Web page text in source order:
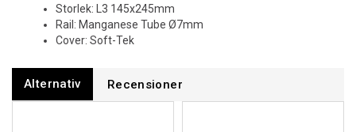
Storlek: L3 145x245mm
Rail: Manganese Tube Ø7mm
Cover: Soft-Tek
Alternativ Recensioner